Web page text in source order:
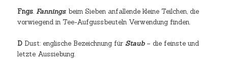
Fngs.Fannings: beim Sieben anfallende kleine Teilchen, die
vorwiegend in Tee-Aufgussbeuteln Verwendung finden.
D Dust: englische Bezeichnung fürStaub– die feinste und
letzte Aussiebung.